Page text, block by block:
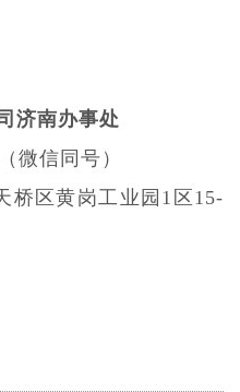
济南办事处
微信同号）
桥区黄岗工业园 1区15-